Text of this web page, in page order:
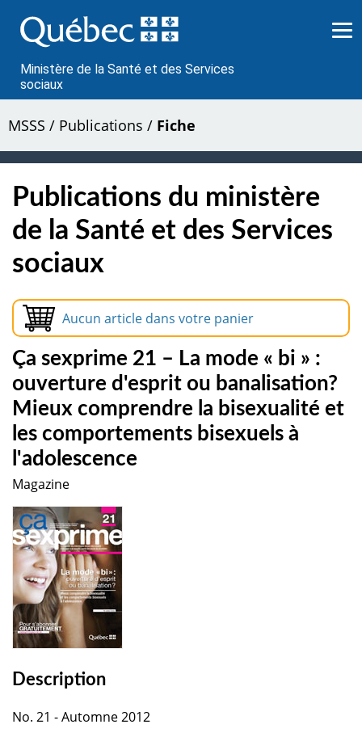
au
contenu
Ministère de la Santé et des Services
sociaux
MSSS / Publications / Fiche
Publications du ministère
de la Santé et des Services
sociaux
Aucun article dans votre panier
Ça sexprime 21 – La mode « bi » :
ouverture d'esprit ou banalisation?
Mieux comprendre la bisexualité et
les comportements bisexuels à
l'adolescence
Magazine
Description
No. 21 - Automne 2012